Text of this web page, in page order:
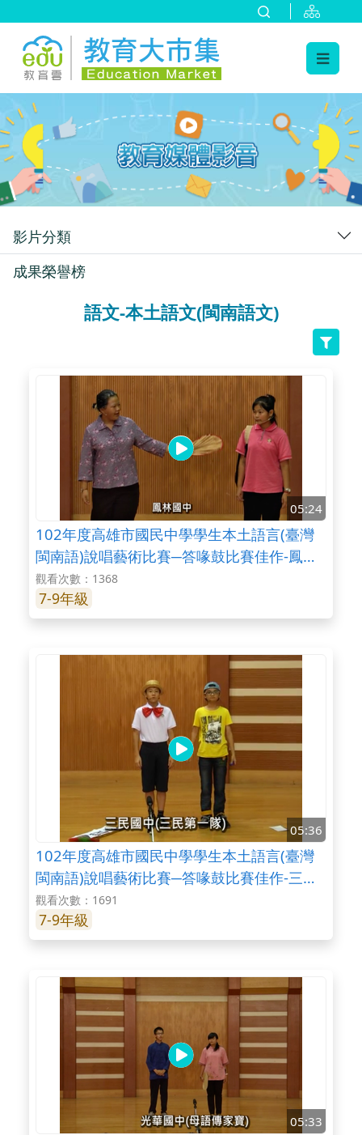
:::
影片分類
成果榮譽榜
語文-本土語文(閩南語文)
05:24
102年度高雄市國民中學學生本土語言(臺灣
閩南語)說唱藝術比賽─答喙鼓比賽佳作-鳳林
國中
觀看次數：1368
7-9年級
05:36
102年度高雄市國民中學學生本土語言(臺灣
閩南語)說唱藝術比賽─答喙鼓比賽佳作-三民
國中
觀看次數：1691
7-9年級
05:33